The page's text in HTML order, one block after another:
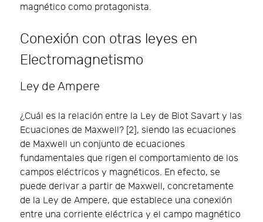
magnético como protagonista.
Conexión con otras leyes en
Electromagnetismo
Ley de Ampere
¿Cuál es la relación entre la Ley de Biot Savart y las
Ecuaciones de Maxwell? [2], siendo las ecuaciones
de Maxwell un conjunto de ecuaciones
fundamentales que rigen el comportamiento de los
campos eléctricos y magnéticos. En efecto, se
puede derivar a partir de Maxwell, concretamente
de la Ley de Ampere, que establece una conexión
entre una corriente eléctrica y el campo magnético